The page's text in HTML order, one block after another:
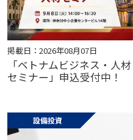
掲載日：2026年08月07日
「ベトナムビジネス・人材
セミナー」申込受付中！
設備投資